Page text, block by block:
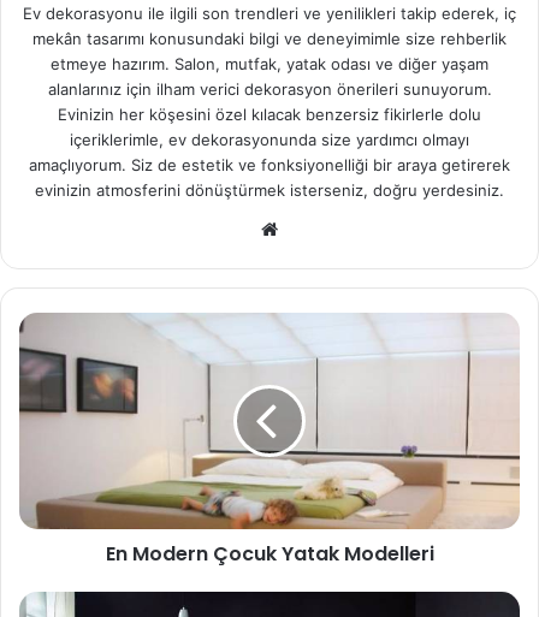
Ev dekorasyonu ile ilgili son trendleri ve yenilikleri takip ederek, iç
mekân tasarımı konusundaki bilgi ve deneyimimle size rehberlik
etmeye hazırım. Salon, mutfak, yatak odası ve diğer yaşam
alanlarınız için ilham verici dekorasyon önerileri sunuyorum.
Evinizin her köşesini özel kılacak benzersiz fikirlerle dolu
içeriklerimle, ev dekorasyonunda size yardımcı olmayı
amaçlıyorum. Siz de estetik ve fonksiyonelliği bir araya getirerek
evinizin atmosferini dönüştürmek isterseniz, doğru yerdesiniz.
sit
esi
En Modern Çocuk Yatak Modelleri